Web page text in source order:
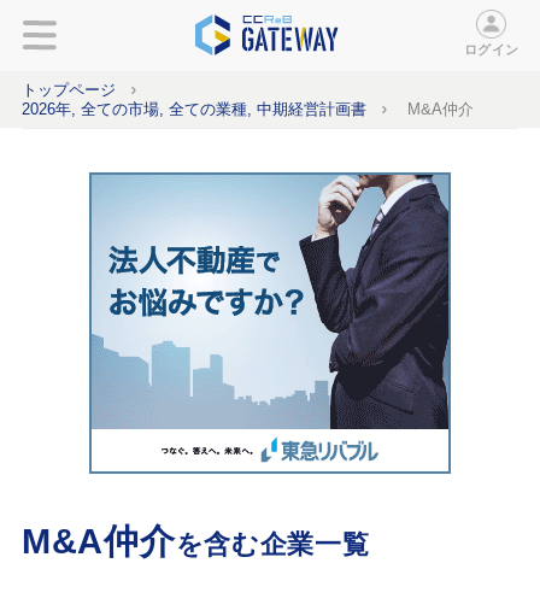
ログイン
トップページ
2026年, 全ての市場, 全ての業種, 中期経営計画書
M&A仲介
M&A仲介を含む企業一覧